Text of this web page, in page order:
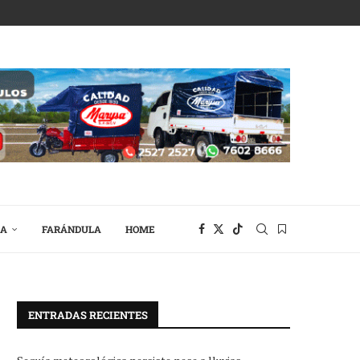
FARÁNDULA HOME
ENTRADAS RECIENTES